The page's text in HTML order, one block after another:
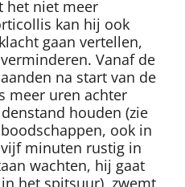
het niet meer
kan hij ook
gaan vertellen,
Vanaf de
na start van de
meer uren achter
houden (zie
ook in
minuten rustig in
wachten, hij gaat
het spitsuur), zwemt